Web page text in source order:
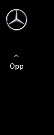
Opp